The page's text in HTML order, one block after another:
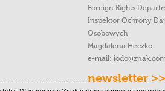
Foreign Rights
Inspektor Ochrony
Osobowych
Magdalena Heczko
e-mail:
newsletter >>